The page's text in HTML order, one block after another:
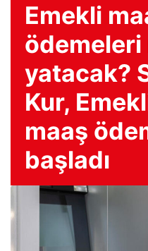
Emekli
ödemeleri
yatacak?
Kur,
maaş
başladı